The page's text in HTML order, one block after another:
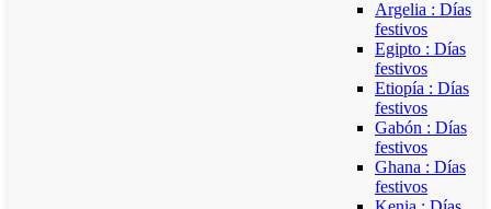
Argelia : Días
festivos
Egipto : Días
festivos
Etiopía : Días
festivos
Gabón : Días
festivos
Ghana : Días
festivos